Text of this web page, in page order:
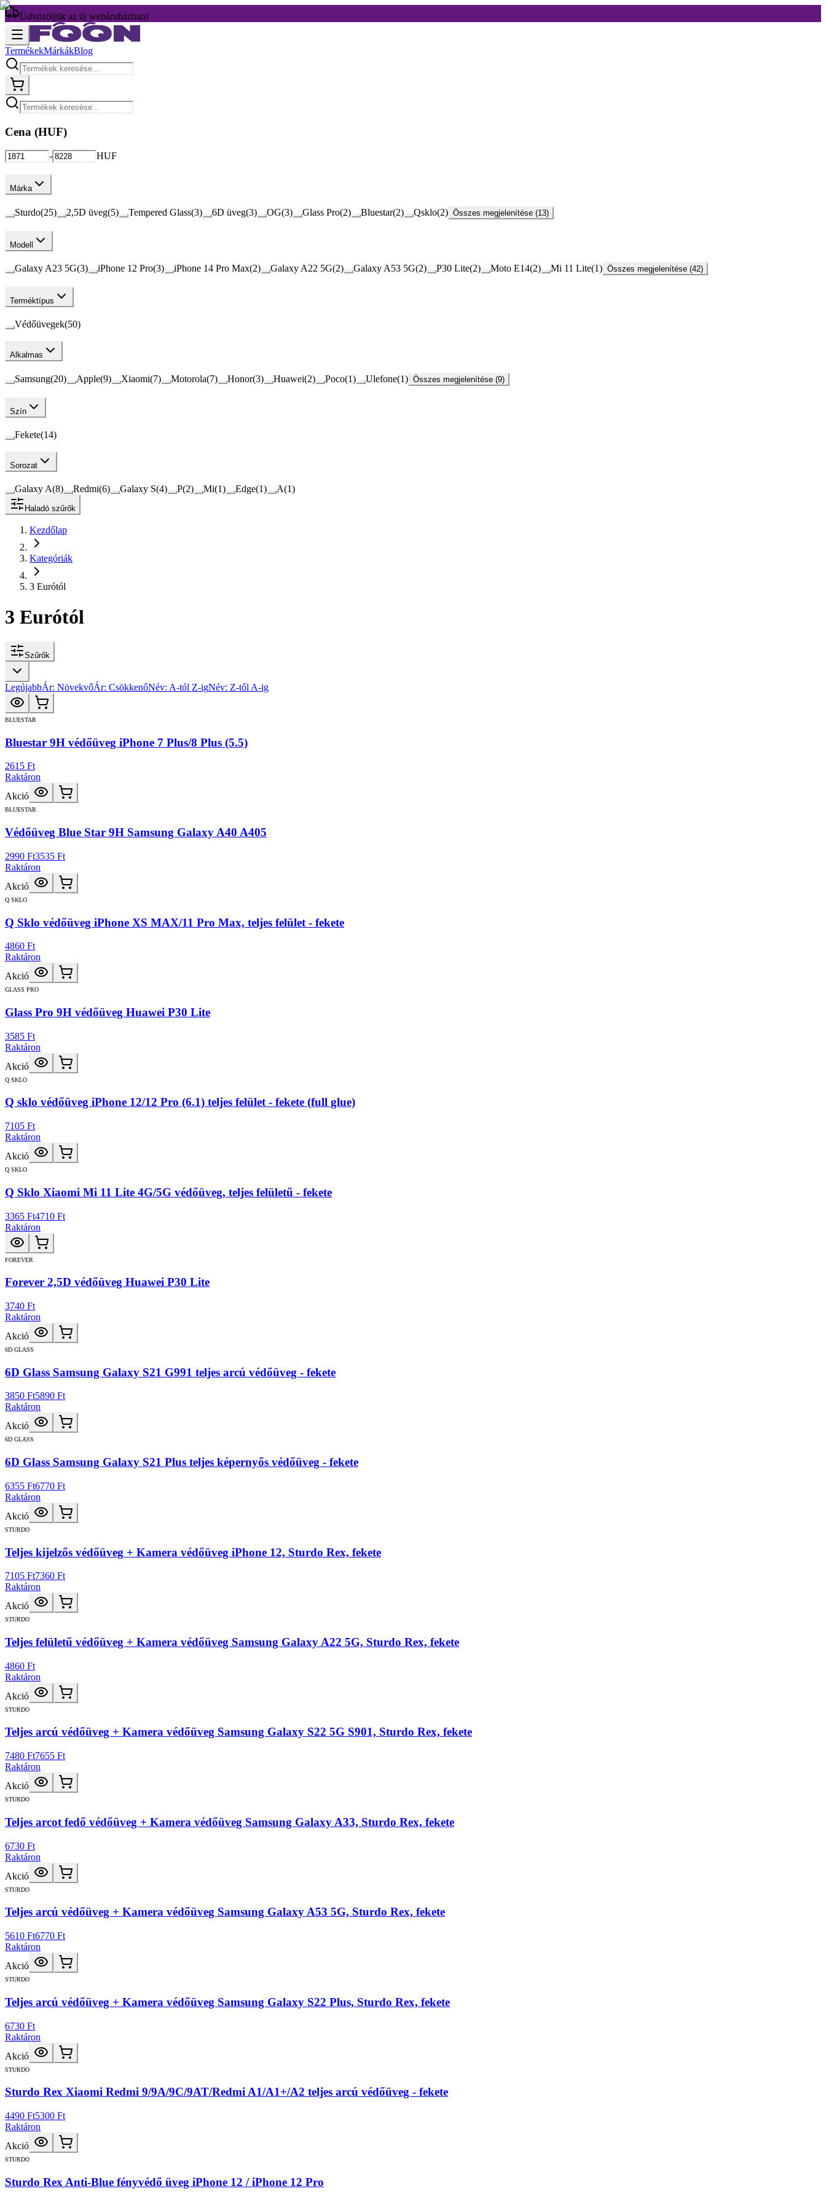
Üdvözöljük az új webáruházban!
TermékekMárkákBlog
Cena (HUF)
- HUF
Márka
Sturdo(25) 2,5D üveg(5) Tempered Glass(3) 6D üveg(3) OG(3) Glass Pro(2) Bluestar(2) Qsklo(2) Összes megjelenítése (13)
Modell
Galaxy A23 5G(3) iPhone 12 Pro(3) iPhone 14 Pro Max(2) Galaxy A22 5G(2) Galaxy A53 5G(2) P30 Lite(2) Moto E14(2) Mi 11 Lite(1) Összes megjelenítése (42)
Terméktípus
Védőüvegek(50)
Alkalmas
Samsung(20) Apple(9) Xiaomi(7) Motorola(7) Honor(3) Huawei(2) Poco(1) Ulefone(1) Összes megjelenítése (9)
Szín
Fekete(14)
Sorozat
Galaxy A(8) Redmi(6) Galaxy S(4) P(2) Mi(1) Edge(1) A(1)
Haladó szűrők
Kezdőlap
Kategóriák
3 Eurótól
3 Eurótól
Szűrők
LegújabbÁr: NövekvőÁr: CsökkenőNév: A-tól Z-igNév: Z-től A-ig
BLUESTAR
Bluestar 9H védőüveg iPhone 7 Plus/8 Plus (5.5)
2615 Ft
Raktáron
Akció
BLUESTAR
Védőüveg Blue Star 9H Samsung Galaxy A40 A405
2990 Ft3535 Ft
Raktáron
Akció
Q SKLO
Q Sklo védőüveg iPhone XS MAX/11 Pro Max, teljes felület - fekete
4860 Ft
Raktáron
Akció
GLASS PRO
Glass Pro 9H védőüveg Huawei P30 Lite
3585 Ft
Raktáron
Akció
Q SKLO
Q sklo védőüveg iPhone 12/12 Pro (6.1) teljes felület - fekete (full glue)
7105 Ft
Raktáron
Akció
Q SKLO
Q Sklo Xiaomi Mi 11 Lite 4G/5G védőüveg, teljes felületű - fekete
3365 Ft4710 Ft
Raktáron
FOREVER
Forever 2,5D védőüveg Huawei P30 Lite
3740 Ft
Raktáron
Akció
6D GLASS
6D Glass Samsung Galaxy S21 G991 teljes arcú védőüveg - fekete
3850 Ft5890 Ft
Raktáron
Akció
6D GLASS
6D Glass Samsung Galaxy S21 Plus teljes képernyős védőüveg - fekete
6355 Ft6770 Ft
Raktáron
Akció
STURDO
Teljes kijelzős védőüveg + Kamera védőüveg iPhone 12, Sturdo Rex, fekete
7105 Ft7360 Ft
Raktáron
Akció
STURDO
Teljes felületű védőüveg + Kamera védőüveg Samsung Galaxy A22 5G, Sturdo Rex, fekete
4860 Ft
Raktáron
Akció
STURDO
Teljes arcú védőüveg + Kamera védőüveg Samsung Galaxy S22 5G S901, Sturdo Rex, fekete
7480 Ft7655 Ft
Raktáron
Akció
STURDO
Teljes arcot fedő védőüveg + Kamera védőüveg Samsung Galaxy A33, Sturdo Rex, fekete
6730 Ft
Raktáron
Akció
STURDO
Teljes arcú védőüveg + Kamera védőüveg Samsung Galaxy A53 5G, Sturdo Rex, fekete
5610 Ft6770 Ft
Raktáron
Akció
STURDO
Teljes arcú védőüveg + Kamera védőüveg Samsung Galaxy S22 Plus, Sturdo Rex, fekete
6730 Ft
Raktáron
Akció
STURDO
Sturdo Rex Xiaomi Redmi 9/9A/9C/9AT/Redmi A1/A1+/A2 teljes arcú védőüveg - fekete
4490 Ft5300 Ft
Raktáron
Akció
STURDO
Sturdo Rex Anti-Blue fényvédő üveg iPhone 12 / iPhone 12 Pro